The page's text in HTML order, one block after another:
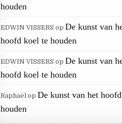
houden
EDWIN VISSERS opDe kunst van
hoofd koel te houden
EDWIN VISSERS opDe kunst van
hoofd koel te houden
Raphaël opDe kunst van het
houden